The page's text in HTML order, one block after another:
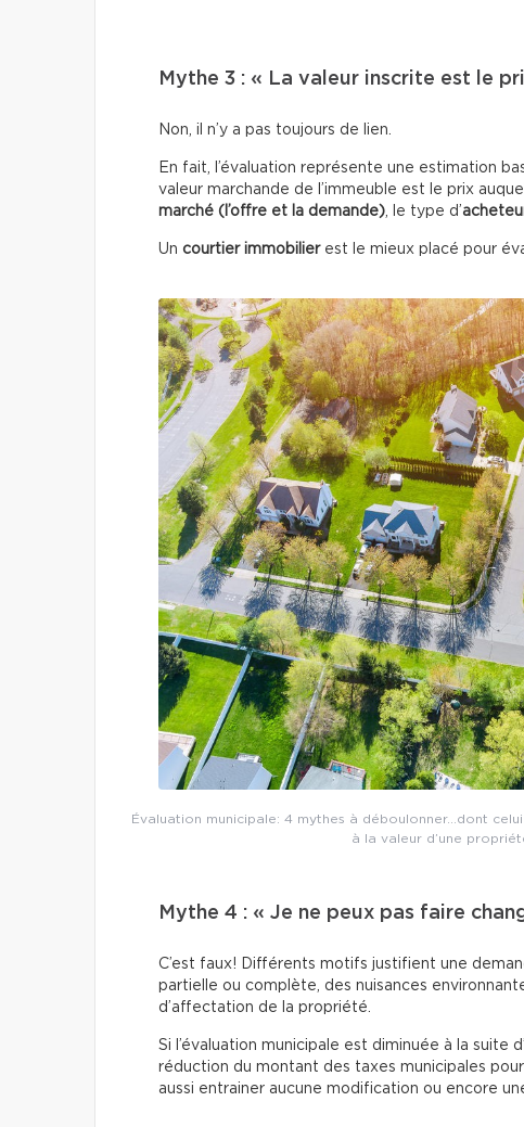
Mythe 3 : « La valeur inscrite est le
Non, il n’y a pas toujours de lien.
En fait, l’évaluation représente une estimation
valeur marchande de l’immeuble est le prix
marché (l’offre et la demande) , le type d’
Un courtier immobilierest le mieux placé pour
Évaluation municipale: 4 mythes à déboulonner…dont
à la valeur d’une
Mythe 4 : « Je ne peux pas faire
C’est faux! Différents motifs justifient une
partielle ou complète, des nuisances
d’affectation de la propriété.
Si l’évaluation municipale est diminuée à la suite
réduction du montant des taxes municipales
aussi entrainer aucune modification ou encore